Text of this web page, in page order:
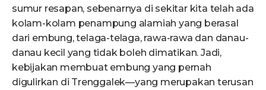
sumur resapan, sebenarnya di sekitar kita telah ada
kolam-kolam penampung alamiah yang berasal
dari embung, telaga-telaga, rawa-rawa dan danau-
danau kecil yang tidak boleh dimatikan. Jadi,
kebijakan membuat embung yang pernah
digulirkan di Trenggalek—yang merupakan terusan